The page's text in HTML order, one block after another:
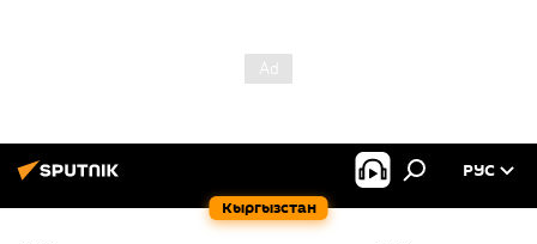
Кыргызстан
РУС